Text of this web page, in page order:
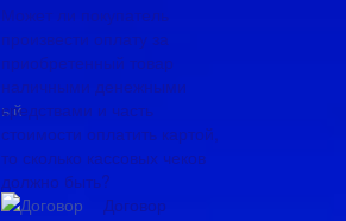
Может ли покупатель
произвести оплату за
приобретенный товар
наличными денежными
средствами и часть
стоимости оплатить картой,
то сколько кассовых чеков
должно быть?
Договор